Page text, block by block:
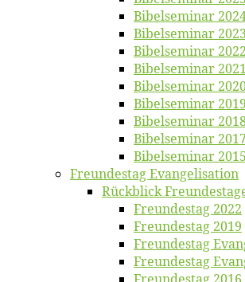
Bi­bel­se­mi­nar
Bi­bel­se­mi­nar 2023
Bi­bel­se­mi­nar 2022
Bi­bel­se­mi­nar 2021
Bi­bel­se­mi­nar
Bi­bel­se­mi­nar 2019
Bi­bel­se­mi­nar
Bibelsemi­nar 2017
Bibelsemi­nar 2015
Freun­des­tag Evangelisation
Rück­blick
Freun­des­tag 2022
Freun­des­tag 2019
Freun­des­tag
Freun­des­tag